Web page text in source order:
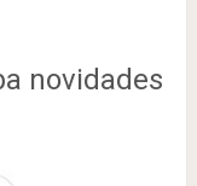
novidades